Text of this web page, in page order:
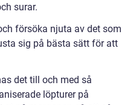
surar.
försöka njuta av det som
sig på bästa sätt för att
det till och med så
löpturer på